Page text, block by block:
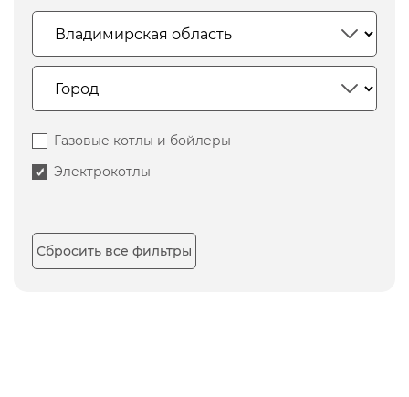
Газовые котлы и бойлеры
Электрокотлы
Сбросить все фильтры